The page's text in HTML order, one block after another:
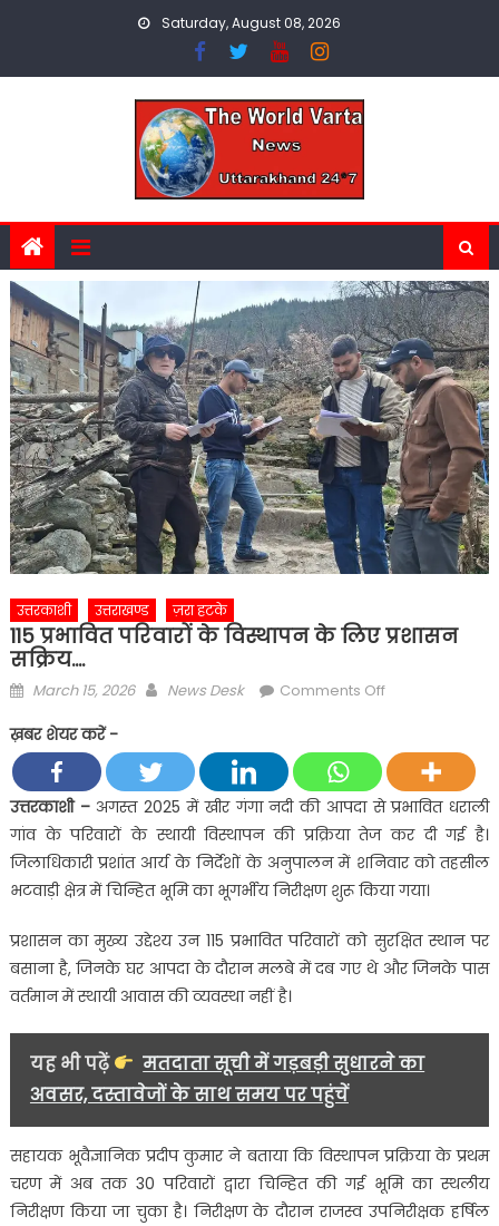
Saturday, August 08, 2026
उत्तरकाशी उत्तराखण्ड ज़रा हटके
115 प्रभावित परिवारों के विस्थापन के लिए प्रशासन
सक्रिय….
Posted
March 15, 2026 Author
News Desk Comments Offon
परिवारों
के
विस्थापन
के
लिए
प्रशासन
ख़बर शेयर करें -
उत्तरकाशी –अगस्त 2025 में खीर गंगा नदी की आपदा से प्रभावित धराली
गांव के परिवारों के स्थायी विस्थापन की प्रक्रिया तेज कर दी गई है।
जिलाधिकारी प्रशांत आर्य के निर्देशों के अनुपालन में शनिवार को तहसील
भटवाड़ी क्षेत्र में चिन्हित भूमि का भूगर्भीय निरीक्षण शुरू किया गया।
प्रशासन का मुख्य उद्देश्य उन 115 प्रभावित परिवारों को सुरक्षित स्थान पर
बसाना है, जिनके घर आपदा के दौरान मलबे में दब गए थे और जिनके पास
वर्तमान में स्थायी आवास की व्यवस्था नहीं है।
यह भी पढ़ें
मतदाता सूची में गड़बड़ी सुधारने का
अवसर, दस्तावेजों के साथ समय पर पहुंचें
सहायक भूवैज्ञानिक प्रदीप कुमार ने बताया कि विस्थापन प्रक्रिया के प्रथम
चरण में अब तक 30 परिवारों द्वारा चिन्हित की गई भूमि का स्थलीय
निरीक्षण किया जा चुका है। निरीक्षण के दौरान राजस्व उपनिरीक्षक हर्षिल